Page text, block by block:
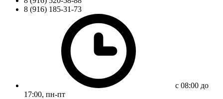
8 (916) 185-31-73
с 08:00 до
17:00, пн-пт